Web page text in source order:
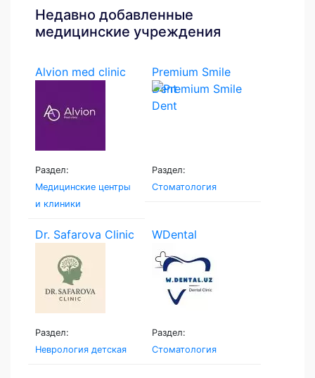
Недавно добавленные
медицинские учреждения
Alvion med clinic
Раздел:
Медицинские центры
и клиники
Premium Smile
Dent
Раздел:
Стоматология
Dr. Safarova Clinic
Раздел:
Неврология детская
WDental
Раздел:
Стоматология